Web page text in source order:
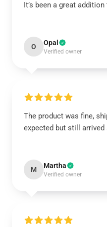
It’s been a great
O Opal
Verified owner
The product was fine,
expected but still arrived
M Martha
Verified owner